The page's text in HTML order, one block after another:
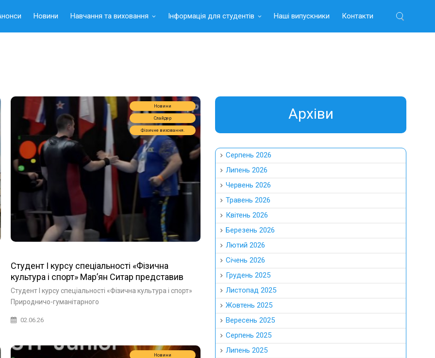
Новини Навчання та виховання Інформація для студентів Наші випускники Контакти
Новини
Слайдер
Фізичне виховання.
Студент І курсу спеціальності «Фізична
культура і спорт» Мар’ян Ситар представив
Україну на Чемпіонаті світу
Студент І курсу спеціальності «Фізична культура і спорт»
Природничо-гуманітарного
02.06.26
Новини
Aрхіви
Серпень 2026
Липень 2026
Червень 2026
Травень 2026
Квітень 2026
Березень 2026
Лютий 2026
Січень 2026
Грудень 2025
Листопад 2025
Жовтень 2025
Вересень 2025
Серпень 2025
Липень 2025